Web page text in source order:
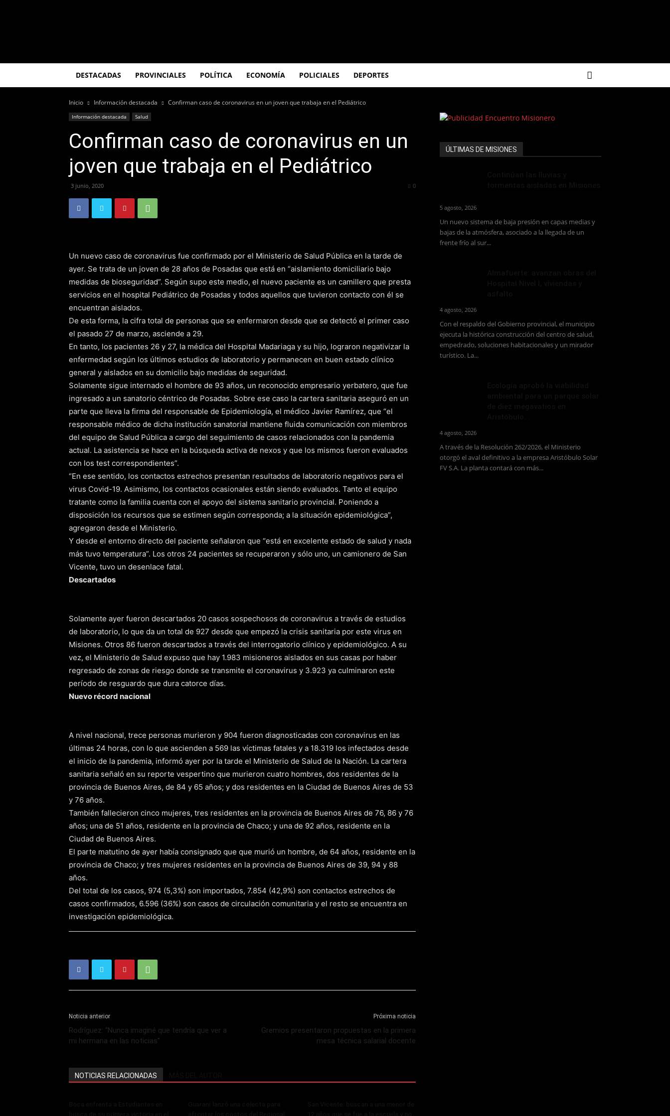
DESTACADAS PROVINCIALES POLÍTICA ECONOMÍA POLICIALES DEPORTES
Inicio Información destacada Confirman caso de coronavirus en un joven que trabaja en el Pediátrico
Información destacada Salud
Confirman caso de coronavirus en un
joven que trabaja en el Pediátrico
3 junio, 2020 0
Un nuevo caso de coronavirus fue confirmado por el Ministerio de Salud Pública en la tarde de
ayer. Se trata de un joven de 28 años de Posadas que está en “aislamiento domiciliario bajo
medidas de bioseguridad”. Según supo este medio, el nuevo paciente es un camillero que presta
servicios en el hospital Pediátrico de Posadas y todos aquellos que tuvieron contacto con él se
encuentran aislados.
De esta forma, la cifra total de personas que se enfermaron desde que se detectó el primer caso
el pasado 27 de marzo, asciende a 29.
En tanto, los pacientes 26 y 27, la médica del Hospital Madariaga y su hijo, lograron negativizar la
enfermedad según los últimos estudios de laboratorio y permanecen en buen estado clínico
general y aislados en su domicilio bajo medidas de seguridad.
Solamente sigue internado el hombre de 93 años, un reconocido empresario yerbatero, que fue
ingresado a un sanatorio céntrico de Posadas. Sobre ese caso la cartera sanitaria aseguró en un
parte que lleva la firma del responsable de Epidemiología, el médico Javier Ramírez, que “el
responsable médico de dicha institución sanatorial mantiene fluida comunicación con miembros
del equipo de Salud Pública a cargo del seguimiento de casos relacionados con la pandemia
actual. La asistencia se hace en la búsqueda activa de nexos y que los mismos fueron evaluados
con los test correspondientes”.
“En ese sentido, los contactos estrechos presentan resultados de laboratorio negativos para el
virus Covid-19. Asimismo, los contactos ocasionales están siendo evaluados. Tanto el equipo
tratante como la familia cuenta con el apoyo del sistema sanitario provincial. Poniendo a
disposición los recursos que se estimen según corresponda; a la situación epidemiológica”,
agregaron desde el Ministerio.
Y desde el entorno directo del paciente señalaron que “está en excelente estado de salud y nada
más tuvo temperatura”. Los otros 24 pacientes se recuperaron y sólo uno, un camionero de San
Vicente, tuvo un desenlace fatal.
Descartados
Solamente ayer fueron descartados 20 casos sospechosos de coronavirus a través de estudios
de laboratorio, lo que da un total de 927 desde que empezó la crisis sanitaria por este virus en
Misiones. Otros 86 fueron descartados a través del interrogatorio clínico y epidemiológico. A su
vez, el Ministerio de Salud expuso que hay 1.983 misioneros aislados en sus casas por haber
regresado de zonas de riesgo donde se transmite el coronavirus y 3.923 ya culminaron este
período de resguardo que dura catorce días.
Nuevo récord nacional
A nivel nacional, trece personas murieron y 904 fueron diagnosticadas con coronavirus en las
últimas 24 horas, con lo que ascienden a 569 las víctimas fatales y a 18.319 los infectados desde
el inicio de la pandemia, informó ayer por la tarde el Ministerio de Salud de la Nación. La cartera
sanitaria señaló en su reporte vespertino que murieron cuatro hombres, dos residentes de la
provincia de Buenos Aires, de 84 y 65 años; y dos residentes en la Ciudad de Buenos Aires de 53
y 76 años.
También fallecieron cinco mujeres, tres residentes en la provincia de Buenos Aires de 76, 86 y 76
años; una de 51 años, residente en la provincia de Chaco; y una de 92 años, residente en la
Ciudad de Buenos Aires.
El parte matutino de ayer había consignado que que murió un hombre, de 64 años, residente en la
provincia de Chaco; y tres mujeres residentes en la provincia de Buenos Aires de 39, 94 y 88
años.
Del total de los casos, 974 (5,3%) son importados, 7.854 (42,9%) son contactos estrechos de
casos confirmados, 6.596 (36%) son casos de circulación comunitaria y el resto se encuentra en
investigación epidemiológica.
Noticia anterior
Rodríguez: “Nunca imaginé que tendría que ver a
mi hermana en las noticias”
Próxima noticia
Gremios presentaron propuestas en la primera
mesa técnica salarial docente
NOTICIAS RELACIONADAS
ÚLTIMAS DE MISIONES
5 agosto, 2026
Un nuevo sistema de baja presión en capas medias y
bajas de la atmósfera, asociado a la llegada de un
frente frío al sur...
4 agosto, 2026
Con el respaldo del Gobierno provincial, el municipio
ejecuta la histórica construcción del centro de salud,
empedrado, soluciones habitacionales y un mirador
turístico. La...
4 agosto, 2026
A través de la Resolución 262/2026, el Ministerio
otorgó el aval definitivo a la empresa Aristóbulo Solar
FV S.A. La planta contará con más...